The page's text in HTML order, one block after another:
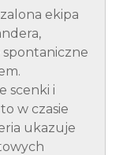
ekipa
spontaniczne
scenki i
w czasie
ukazuje